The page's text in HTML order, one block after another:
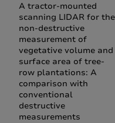
A tractor-mounted
scanning LIDAR for the
non-destructive
measurement of
vegetative volume and
surface area of tree-
row plantations: A
comparison with
conventional
destructive
measurements